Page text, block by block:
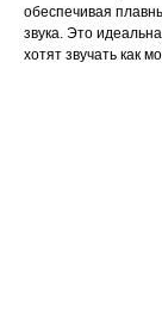
обеспечивая
звука. Это
хотят звучать как